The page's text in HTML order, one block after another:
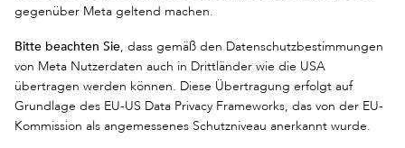
gegenüber Meta geltend machen.
Bitte beachten Sie, dass gemäß den Datenschutzbestimmungen
von Meta Nutzerdaten auch in Drittländer wie die USA
übertragen werden können. Diese Übertragung erfolgt auf
Grundlage des EU-US Data Privacy Frameworks, das von der EU-
Kommission als angemessenes Schutzniveau anerkannt wurde.